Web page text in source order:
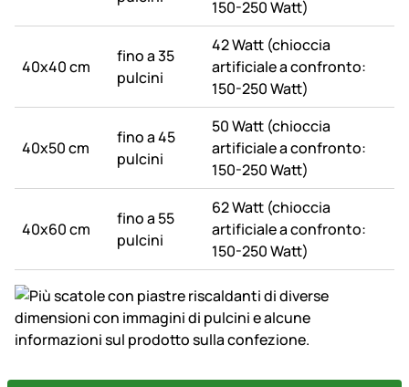
150-250 Watt)
40x40 cm
fino a 35
pulcini
42 Watt (chioccia
artificiale a confronto:
150-250 Watt)
40x50 cm
fino a 45
pulcini
50 Watt (chioccia
artificiale a confronto:
150-250 Watt)
40x60 cm
fino a 55
pulcini
62 Watt (chioccia
artificiale a confronto:
150-250 Watt)